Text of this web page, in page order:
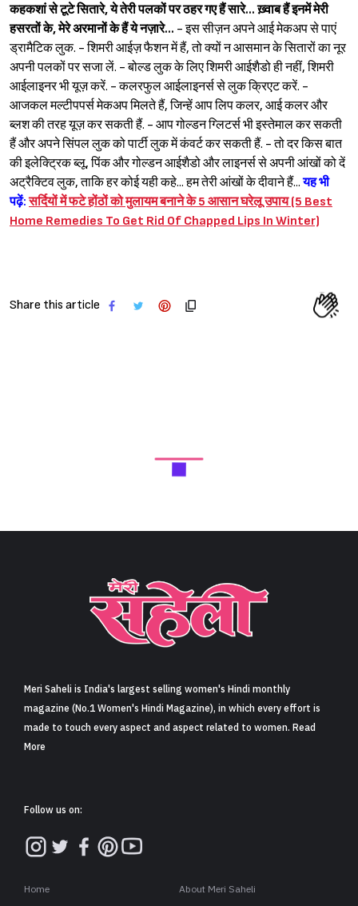
कहकशां से टूटे सितारे, ये तेरी पलकों पर ठहर गए हैं सारे... ख़्वाब हैं इनमें मेरी
हसरतों के, मेरे अरमानों के हैं ये नज़ारे... - इस सीज़न अपने आई मेकअप से पाएं
ड्रामैटिक लुक. - शिमरी आईज़ फैशन में हैं, तो क्यों न आसमान के सितारों का नूर
अपनी पलकों पर सजा लें. - बोल्ड लुक के लिए शिमरी आईशैडो ही नहीं, शिमरी
आईलाइनर भी यूज़ करें. - कलरफुल आईलाइनर्स से लुक क्रिएट करें. -
आजकल मल्टीपपर्स मेकअप मिलते हैं, जिन्हें आप लिप कलर, आई कलर और
ब्लश की तरह यूज़ कर सकती हैं. - आप गोल्डन ग्लिटर्स भी इस्तेमाल कर सकती
हैं और अपने सिंपल लुक को पार्टी लुक में कंवर्ट कर सकती हैं. - तो दर किस बात
की इलेक्ट्रिक ब्लू, पिंक और गोल्डन आईशैडो और लाइनर्स से अपनी आंखों को दें
अट्रैक्टिव लुक, ताकि हर कोई यही कहे... हम तेरी आंखों के दीवाने हैं...यह भी
पढ़ें:सर्दियों में फटे होंठों को मुलायम बनाने के 5 आसान घरेलू उपाय (5 Best
Home Remedies To Get Rid Of Chapped Lips In Winter)
Share this article
Meri Saheli is India's largest selling women's Hindi monthly
magazine (No.1 Women's Hindi Magazine), in which every effort is
made to touch every aspect and aspect related to women. Read
More
Follow us on:
Home About Meri Saheli